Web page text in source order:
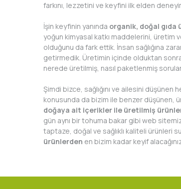
farkını, lezzetini ve keyfini ilk elden
İşin keyfinin yanında organik, doğal gıda
yoğun kimyasal katkı maddelerini, üretim
olduğunu da fark ettik. İnsan sağlığına
getirmedik. Üretimin içinde olduktan
nerede üretilmiş, nasıl paketlenmiş
Şimdi bizce, sağlığını ve ailesini düşünen
konusunda da bizim ile benzer düşünen,
doğaya ait içerikler ile üretilmiş
gün aynı bir tohuma bakar gibi web
taptaze, doğal ve sağlıklı kaliteli ürünleri
ürünlerden en bizim kadar keyif